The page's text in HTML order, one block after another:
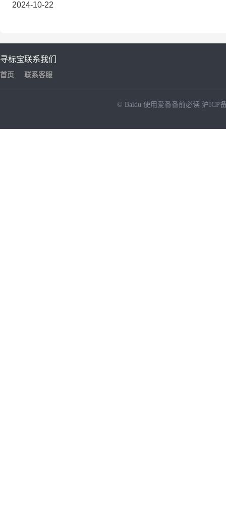
2024-10-22
寻标宝
首页
联系我们
联系客服
© Baidu 使用爱番番前必读 沪ICP